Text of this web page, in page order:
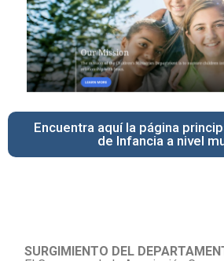
Encuentra aquí la página
de Infancia a nivel
SURGIMIENTO DEL